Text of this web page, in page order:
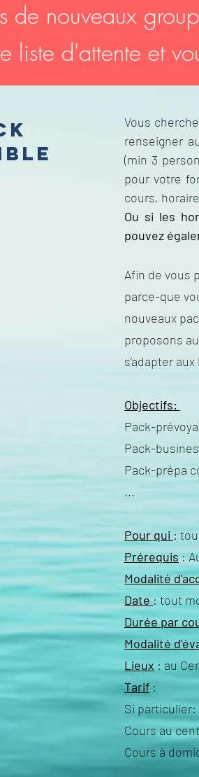
de nouveaux
liste d'attente et
Vous
renseigner
(min 3
pour votre
cours,
Ou si les
pouvez
Afin de vous
parce-que
nouveaux
proposons
s’adapter
Objectifs:
Pack-
Pack-
Pack-prépa
...
Pour qui:
Prérequis:
Modalité
Date: tout
Durée par
Modalité
Lieux : au
Tarif :
Si particulier:
Cours au
Cours à